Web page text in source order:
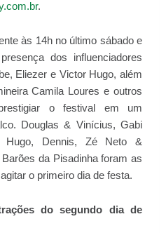
.
às 14h no último sábado e
dos influenciadores
Eliezer e Victor Hugo, além
Camila Loures e outros
o festival em um
Douglas & Vinícius, Gabi
Hugo, Dennis, Zé Neto &
da Pisadinha foram as
o primeiro dia de festa.
do segundo dia de